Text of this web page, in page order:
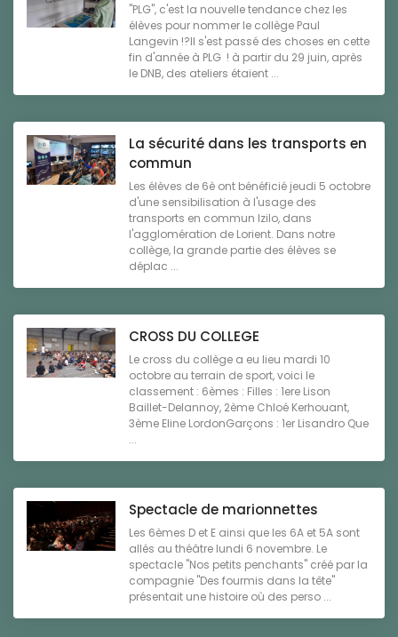
"PLG", c'est la nouvelle tendance chez les
élèves pour nommer le collège Paul
Langevin !?Il s'est passé des choses en cette
fin d'année à PLG ! à partir du 29 juin, après
le DNB, des ateliers étaient ...
La sécurité dans les transports en
commun
Les élèves de 6è ont bénéficié jeudi 5 octobre
d'une sensibilisation à l'usage des
transports en commun Izilo, dans
l'agglomération de Lorient. Dans notre
collège, la grande partie des élèves se
déplac ...
CROSS DU COLLEGE
Le cross du collège a eu lieu mardi 10
octobre au terrain de sport, voici le
classement : 6èmes : Filles : 1ere Lison
Baillet-Delannoy, 2ème Chloé Kerhouant,
3ème Eline LordonGarçons : 1er Lisandro Que
...
Spectacle de marionnettes
Les 6èmes D et E ainsi que les 6A et 5A sont
allés au théâtre lundi 6 novembre. Le
spectacle "Nos petits penchants" créé par la
compagnie "Des fourmis dans la tête"
présentait une histoire où des perso ...